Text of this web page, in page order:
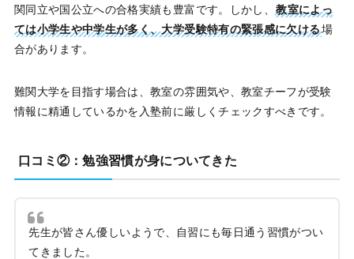
関同立や国公立への合格実績も豊富です。しかし、 教室によっ
ては小学生や中学生が多く、大学受験特有の緊張感に欠ける場
合があります。
難関大学を目指す場合は、教室の雰囲気や、教室チーフが受験
情報に精通しているかを入塾前に厳しくチェックすべきです。
口コミ②：勉強習慣が身についてきた
先生が皆さん優しいようで、自習にも毎日通う習慣がつい
てきました。